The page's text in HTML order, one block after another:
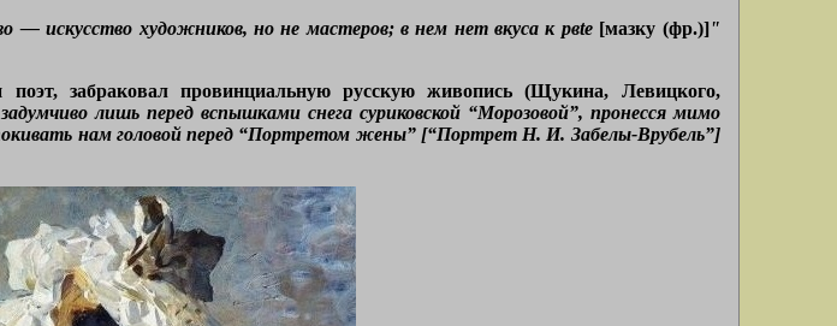
— искусство художников, но не мастеров; в нем нет вкуса к pвte [мазку (фр.)]"
забраковал провинциальную русскую живопись (Щукина, Левицкого,
лишь перед вспышками снега суриковской “Морозовой”, пронесся мимо
нам головой перед “Портретом жены” [“Портрет Н. И. Забелы-Врубель”]